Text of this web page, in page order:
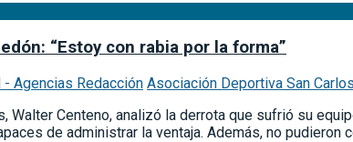
“Estoy con rabia por la forma”
Agencias Redacción Asociación Deportiva San Carlos
Walter Centeno, analizó la derrota que sufrió su
de administrar la ventaja. Además, no pudieron